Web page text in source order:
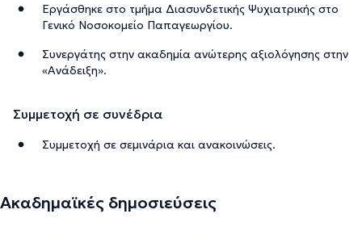
Εργάσθηκε στο τμήμα Διασυνδετικής Ψυχιατρικής στο
Γενικό Νοσοκομείο Παπαγεωργίου.
Συνεργάτης στην ακαδημία ανώτερης αξιολόγησης στην
«Ανάδειξη».
Συμμετοχή σε συνέδρια
Συμμετοχή σε σεμινάρια και ανακοινώσεις.
Ακαδημαϊκές δημοσιεύσεις